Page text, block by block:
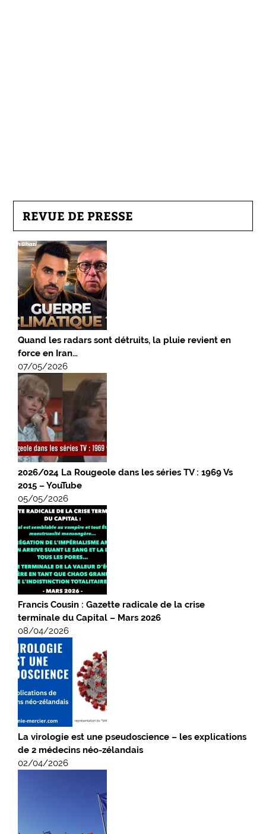
REVUE DE PRESSE
Quand les radars sont détruits, la pluie revient en
force en Iran…
07/05/2026
2026/024 La Rougeole dans les séries TV : 1969 Vs
2015 – YouTube
05/05/2026
Francis Cousin : Gazette radicale de la crise
terminale du Capital – Mars 2026
08/04/2026
La virologie est une pseudoscience – les explications
de 2 médecins néo-zélandais
02/04/2026